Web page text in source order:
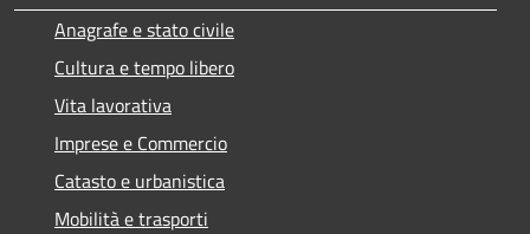
Anagrafe e stato civile
Cultura e tempo libero
Vita lavorativa
Imprese e Commercio
Catasto e urbanistica
Mobilità e trasporti